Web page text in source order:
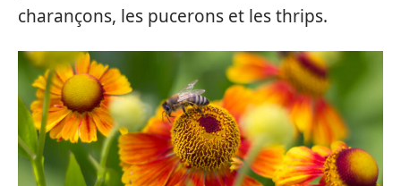
charançons, les pucerons et les thrips.